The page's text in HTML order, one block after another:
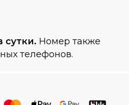
сутки. Номер также
телефонов.